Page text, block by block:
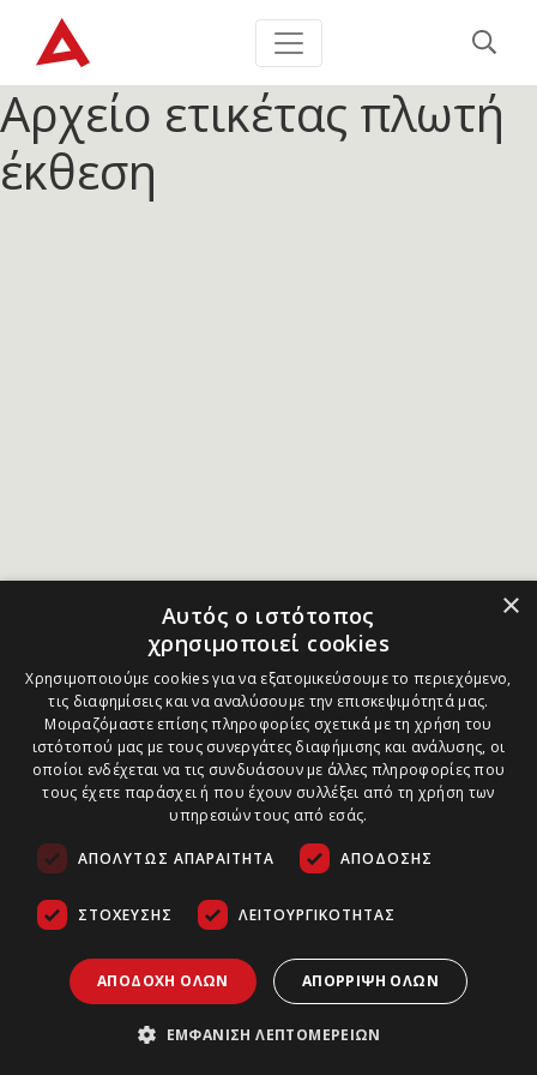
Αρχείο ετικέτας πλωτή
έκθεση
×
Αυτός ο ιστότοπος
χρησιμοποιεί cookies
Χρησιμοποιούμε cookies για να εξατομικεύσουμε το περιεχόμενο,
τις διαφημίσεις και να αναλύσουμε την επισκεψιμότητά μας.
Μοιραζόμαστε επίσης πληροφορίες σχετικά με τη χρήση του
ιστότοπού μας με τους συνεργάτες διαφήμισης και ανάλυσης, οι
οποίοι ενδέχεται να τις συνδυάσουν με άλλες πληροφορίες που
τους έχετε παράσχει ή που έχουν συλλέξει από τη χρήση των
υπηρεσιών τους από εσάς.
ΑΠΟΛΎΤΩΣ ΑΠΑΡΑΊΤΗΤΑ ΑΠΌΔΟΣΗΣ
ΣΤΌΧΕΥΣΗΣ ΛΕΙΤΟΥΡΓΙΚΌΤΗΤΑΣ
ΑΠΟΔΟΧΉ ΌΛΩΝ ΑΠΌΡΡΙΨΗ ΌΛΩΝ
ΕΜΦΆΝΙΣΗ ΛΕΠΤΟΜΕΡΕΙΏΝ